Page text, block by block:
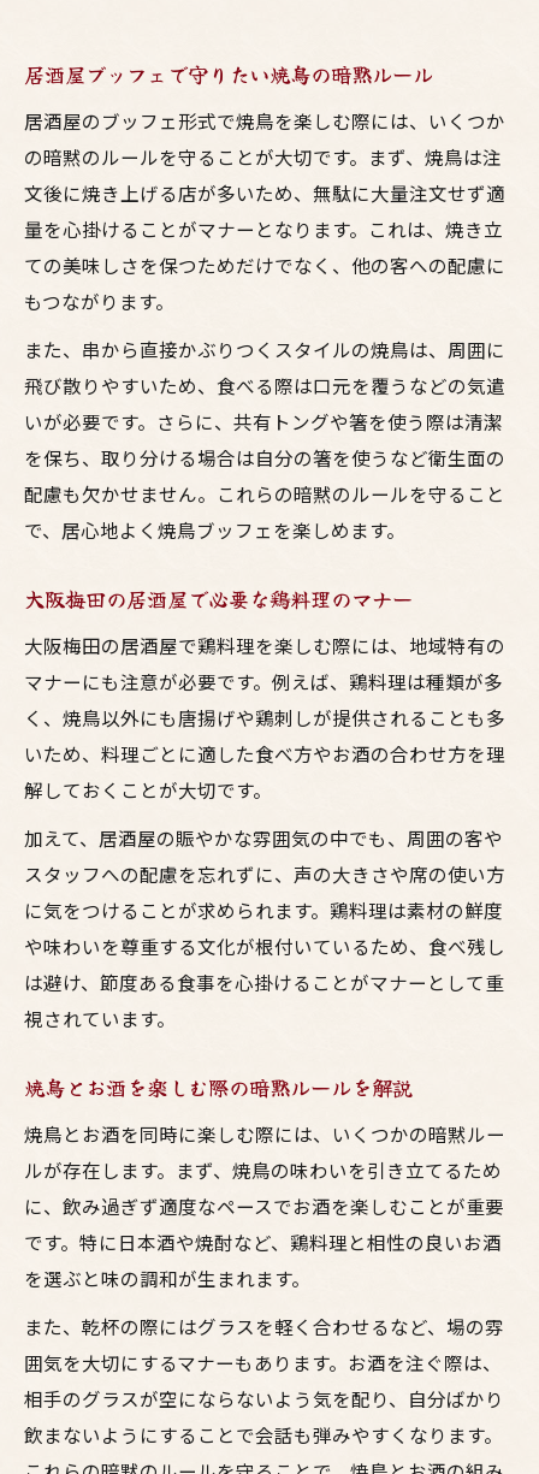
居酒屋ブッフェで守りたい焼鳥の暗黙ルール
居酒屋のブッフェ形式で焼鳥を楽しむ際には、いくつか
の暗黙のルールを守ることが大切です。まず、焼鳥は注
文後に焼き上げる店が多いため、無駄に大量注文せず適
量を心掛けることがマナーとなります。これは、焼き立
ての美味しさを保つためだけでなく、他の客への配慮に
もつながります。
また、串から直接かぶりつくスタイルの焼鳥は、周囲に
飛び散りやすいため、食べる際は口元を覆うなどの気遣
いが必要です。さらに、共有トングや箸を使う際は清潔
を保ち、取り分ける場合は自分の箸を使うなど衛生面の
配慮も欠かせません。これらの暗黙のルールを守ること
で、居心地よく焼鳥ブッフェを楽しめます。
大阪梅田の居酒屋で必要な鶏料理のマナー
大阪梅田の居酒屋で鶏料理を楽しむ際には、地域特有の
マナーにも注意が必要です。例えば、鶏料理は種類が多
く、焼鳥以外にも唐揚げや鶏刺しが提供されることも多
いため、料理ごとに適した食べ方やお酒の合わせ方を理
解しておくことが大切です。
加えて、居酒屋の賑やかな雰囲気の中でも、周囲の客や
スタッフへの配慮を忘れずに、声の大きさや席の使い方
に気をつけることが求められます。鶏料理は素材の鮮度
や味わいを尊重する文化が根付いているため、食べ残し
は避け、節度ある食事を心掛けることがマナーとして重
視されています。
焼鳥とお酒を楽しむ際の暗黙ルールを解説
焼鳥とお酒を同時に楽しむ際には、いくつかの暗黙ルー
ルが存在します。まず、焼鳥の味わいを引き立てるため
に、飲み過ぎず適度なペースでお酒を楽しむことが重要
です。特に日本酒や焼酎など、鶏料理と相性の良いお酒
を選ぶと味の調和が生まれます。
また、乾杯の際にはグラスを軽く合わせるなど、場の雰
囲気を大切にするマナーもあります。お酒を注ぐ際は、
相手のグラスが空にならないよう気を配り、自分ばかり
飲まないようにすることで会話も弾みやすくなります。